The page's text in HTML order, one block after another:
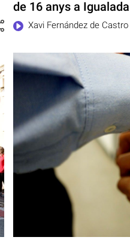
de 16 anys a Igualada
Xavi Fernández de Castro